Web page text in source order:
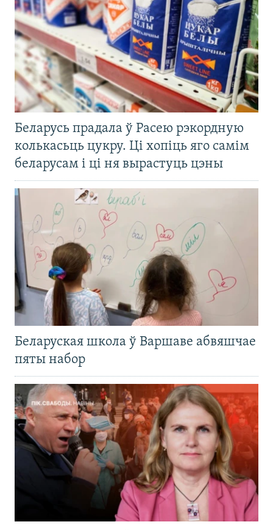
Беларусь прадала ў Расею рэкордную
колькасьць цукру. Ці хопіць яго самім
беларусам і ці ня вырастуць цэны
Беларуская школа ў Варшаве абвяшчае
пяты набор